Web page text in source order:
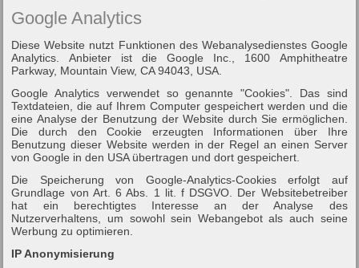
Google Analytics
Diese Website nutzt Funktionen des Webanalysedienstes Google
Analytics. Anbieter ist die Google Inc., 1600 Amphitheatre
Parkway, Mountain View, CA 94043, USA.
Google Analytics verwendet so genannte "Cookies". Das sind
Textdateien, die auf Ihrem Computer gespeichert werden und die
eine Analyse der Benutzung der Website durch Sie ermöglichen.
Die durch den Cookie erzeugten Informationen über Ihre
Benutzung dieser Website werden in der Regel an einen Server
von Google in den USA übertragen und dort gespeichert.
Die Speicherung von Google-Analytics-Cookies erfolgt auf
Grundlage von Art. 6 Abs. 1 lit. f DSGVO. Der Websitebetreiber
hat ein berechtigtes Interesse an der Analyse des
Nutzerverhaltens, um sowohl sein Webangebot als auch seine
Werbung zu optimieren.
IP Anonymisierung